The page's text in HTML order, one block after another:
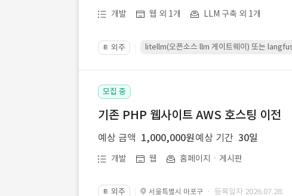
개발 웹 외 1개 LLM 구축 외 1개
📔 외주 litellm(오픈소스 llm 게이트웨이) 또는
모집 중
기존 PHP 웹사이트 AWS 호스팅 이전
예상 금액 1,000,000원 예상 기간 30일
개발 웹 홈페이지ㆍ게시판
📔 외주 서울특별시 마포구 · 등록일자 2026.07.28.